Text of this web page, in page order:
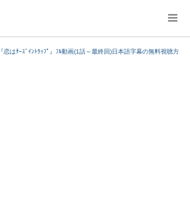
『恋はﾁｰｽﾞｲﾝﾄﾗｯﾌﾟ』ﾌﾙ動画(1話～最終回)日本語字幕の無料視聴方